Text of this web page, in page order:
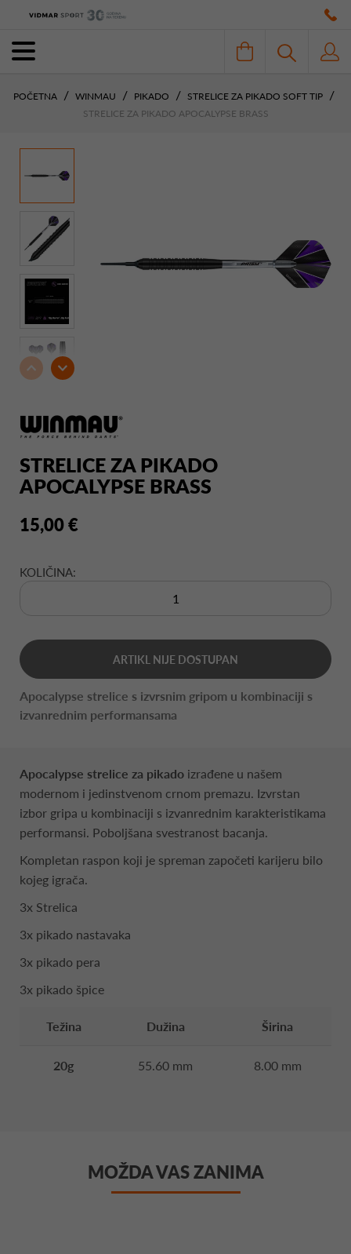
POČETNA WINMAU PIKADO
STRELICE ZA PIKADO SOFT TIP
STRELICE ZA PIKADO APOCALYPSE BRASS
STRELICE ZA PIKADO
APOCALYPSE BRASS
15,00 €
KOLIČINA:
ARTIKL NIJE DOSTUPAN
Apocalypse strelice s izvrsnim gripom u kombinaciji s
izvanrednim performansama
Apocalypse strelice za pikado izrađene u našem
modernom i jedinstvenom crnom premazu. Izvrstan
izbor gripa u kombinaciji s izvanrednim karakteristikama
performansi. Poboljšana svestranost bacanja.
Kompletan raspon koji je spreman započeti karijeru bilo
kojeg igrača.
3x Strelica
3x pikado nastavaka
3x pikado pera
3x pikado špice
Težina Dužina Širina
20g 55.60 mm 8.00 mm
MOŽDA VAS ZANIMA